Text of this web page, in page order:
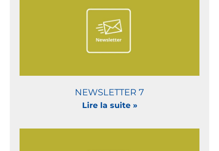
NEWSLETTER 7
Lire la suite »